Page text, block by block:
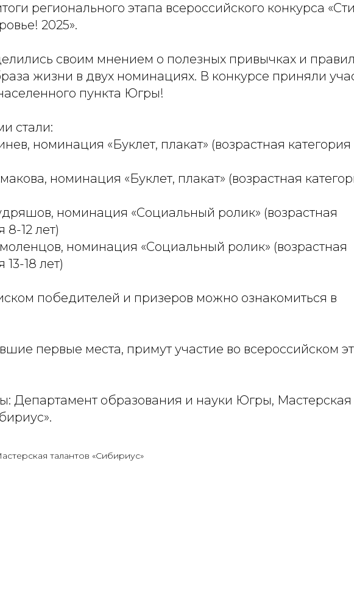
регионального этапа всероссийского конкурса
2025».
своим мнением о полезных привычках и
жизни в двух номинациях. В конкурсе приняли
пункта Югры!
стали:
номинация «Буклет, плакат» (возрастная категория
номинация «Буклет, плакат» (возрастная
номинация «Социальный ролик» (возрастная
8-12 лет)
номинация «Социальный ролик» (возрастная
13-18 лет)
победителей и призеров можно ознакомиться в
первые места, примут участие во всероссийском
Департамент образования и науки Югры, Мастерская
талантов «Сибириус»